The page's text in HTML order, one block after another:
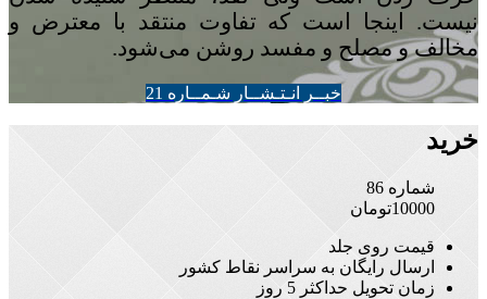
نیست. اینجا است که تفاوت منتقد با معترض و
مخالف و مصلح و مفسد روشن می‌شود.
خبــر انـتـشــار شـمــاره 21
خرید
شماره 86
10000تومان
قیمت روی جلد
ارسال رایگان به سراسر نقاط کشور
زمان تحویل حداکثر 5 روز